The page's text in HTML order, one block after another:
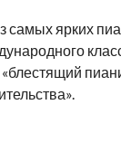
ярких